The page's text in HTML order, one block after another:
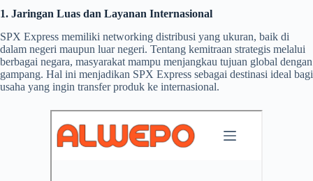
1. Jaringan Luas dan Layanan Internasional
SPX Express memiliki networking distribusi yang ukuran, baik di
dalam negeri maupun luar negeri. Tentang kemitraan strategis melalui
berbagai negara, masyarakat mampu menjangkau tujuan global dengan
gampang. Hal ini menjadikan SPX Express sebagai destinasi ideal bagi
usaha yang ingin transfer produk ke internasional.